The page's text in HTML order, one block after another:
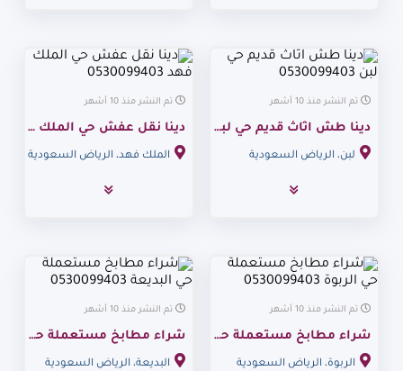
تم النشر منذ 10 أشهر
دينا طش اثاث قديم حي لبن 0530099403
لبن، الرياض السعودية
تم النشر منذ 10 أشهر
دينا نقل عفش حي الملك فهد 0530099403
الملك فهد، الرياض السعودية
تم النشر منذ 10 أشهر
شراء مطابخ مستعملة حي الربوة 0530099403
الربوة، الرياض السعودية
تم النشر منذ 10 أشهر
شراء مطابخ مستعملة حي البديعة 0530099403
البديعة، الرياض السعودية